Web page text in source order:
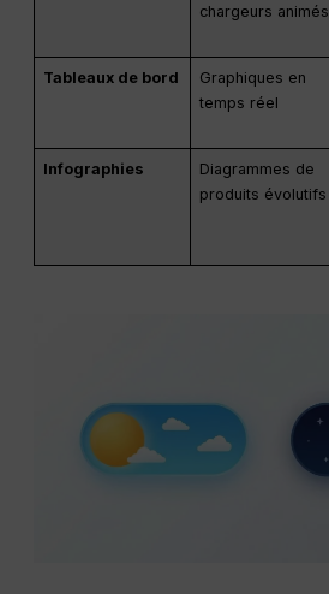
chargeurs animés
Tableaux de bord
Graphiques en
temps réel
Infographies
Diagrammes de
produits évolutifs